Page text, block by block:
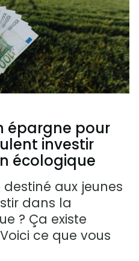
épargne pour
investir
écologique
aux jeunes
dans la
? Ça existe
ce que vous